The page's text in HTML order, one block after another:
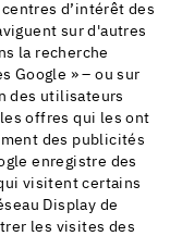
d’intérêt des
sur d'autres
la recherche
Google » – ou sur
des utilisateurs
offres qui les ont
des publicités
enregistre des
visitent certains
Display de
les visites des